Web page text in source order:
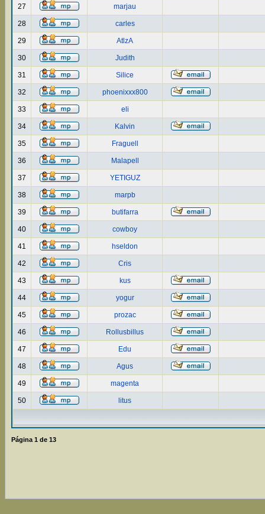
27 marjau
28 carles
29 AtlzA
30 Judith
31 Silice
32 phoenixxx800
33 eli
34 Kalvin
35 Fraguell
36 Malapell
37 YETIGUZ
38 marpb
39 butifarra
40 cowboy
41 hseldon
42 Cris
43 kus
44 yogur
45 prozac
46 Rollusbillus
47 Edu
48 Agus
49 magenta
50 litus
Página 1 de 13